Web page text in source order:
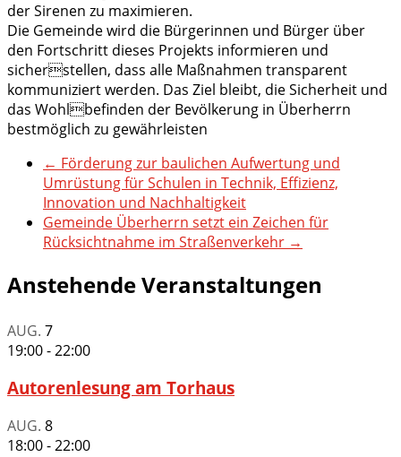
der Sirenen zu maximieren.
Die Gemeinde wird die Bürgerinnen und Bürger über
den Fortschritt dieses Projekts informieren und
sicherstellen, dass alle Maßnahmen transparent
kommuniziert werden. Das Ziel bleibt, die Sicherheit und
das Wohlbefinden der Bevölkerung in Überherrn
bestmöglich zu gewährleisten
← Förderung zur baulichen Aufwertung und
Umrüstung für Schulen in Technik, Effizienz,
Innovation und Nachhaltigkeit
Gemeinde Überherrn setzt ein Zeichen für
Rücksichtnahme im Straßenverkehr →
Anstehende Veranstaltungen
AUG. 7
19:00-22:00
Autorenlesung am Torhaus
AUG. 8
18:00-22:00